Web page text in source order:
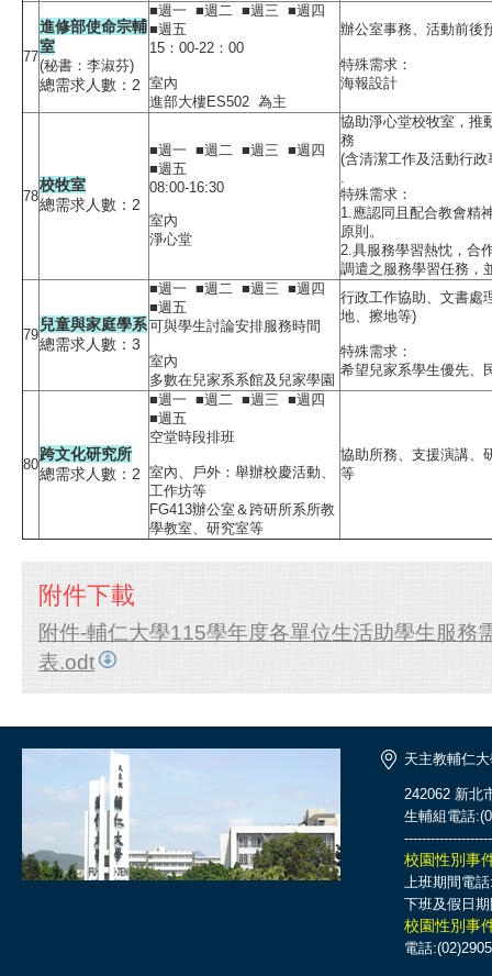
77
進修部使命宗輔
室
(秘書：李淑芬)
總需求人數：2
■週一 ■週二 ■週三 ■週四
■週五
15：00-22：00
室內
進部大樓ES502 為主
辦公室事務、活動前後
特殊需求：
海報設計
78
校牧室
總需求人數：2
■週一 ■週二 ■週三 ■週四
■週五
08:00-16:30
室內
淨心堂
協助淨心堂校牧室，推
務
(含清潔工作及活動行政
.
特殊需求：
1.應認同且配合教會精
原則。
2.具服務學習熱忱，合
調遣之服務學習任務，
79
兒童與家庭學系
總需求人數：3
■週一 ■週二 ■週三 ■週四
■週五
可與學生討論安排服務時間
室內
多數在兒家系系館及兒家學園
行政工作協助、文書處
地、擦地等)
特殊需求：
希望兒家系學生優先、
80
跨文化研究所
總需求人數：2
■週一 ■週二 ■週三 ■週四
■週五
空堂時段排班
室內、戶外：舉辦校慶活動、
工作坊等
FG413辦公室＆跨研所系所教
學教室、研究室等
協助所務、支援演講、
等
附件下載
附件-輔仁大學115學年度各單位生活助學生服務
表.odt
天主教輔仁
242062 新北
生輔組電話
校園性別事
上班期間電
下班及假日
校園性別事
電話